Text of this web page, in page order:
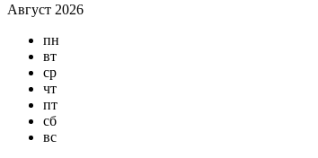
Август 2026
пн
вт
ср
чт
пт
сб
вс